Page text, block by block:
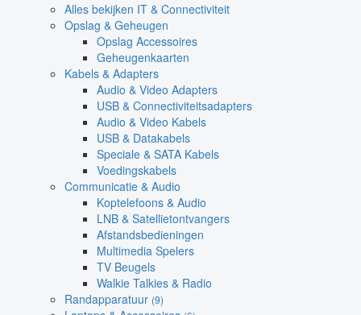
Alles bekijken IT & Connectiviteit
Opslag & Geheugen
Opslag Accessoires
Geheugenkaarten
Kabels & Adapters
Audio & Video Adapters
USB & Connectiviteitsadapters
Audio & Video Kabels
USB & Datakabels
Speciale & SATA Kabels
Voedingskabels
Communicatie & Audio
Koptelefoons & Audio
LNB & Satellietontvangers
Afstandsbedieningen
Multimedia Spelers
TV Beugels
Walkie Talkies & Radio
Randapparatuur (9)